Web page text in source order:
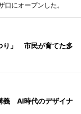
口にオープンした。
り」 市民が育てた多
義 AI時代のデザイナ